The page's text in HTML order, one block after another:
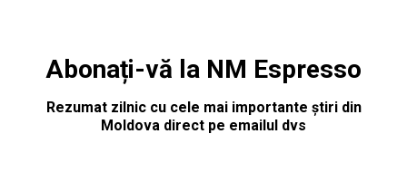
Abonați-vă la NM Espresso
Rezumat zilnic cu cele mai importante știri din
Moldova direct pe emailul dvs